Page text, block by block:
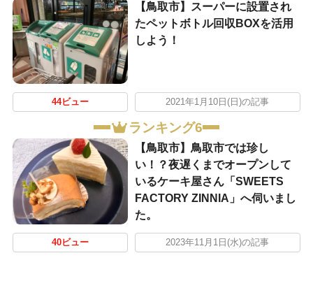
【鳥取市】スーパーに設置され
たペットボトル回収BOXを活用
しよう！
44ビュー 2021年1月10日(日)の記事
ランキング6
【鳥取市】鳥取市では珍し
い！？夜遅くまでオープンして
いるケーキ屋さん「SWEETS
FACTORY ZINNIA」へ伺いまし
た。
40ビュー 2023年11月1日(水)の記事